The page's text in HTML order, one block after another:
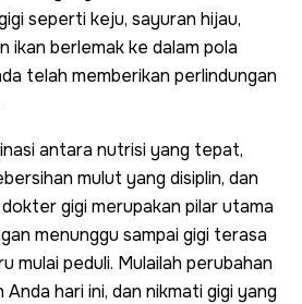
seperti keju, sayuran hijau,
ikan berlemak ke dalam pola
telah memberikan perlindungan
antara nutrisi yang tepat,
mulut yang disiplin, dan
gigi merupakan pilar utama
menunggu sampai gigi terasa
mulai peduli. Mulailah perubahan
hari ini, dan nikmati gigi yang